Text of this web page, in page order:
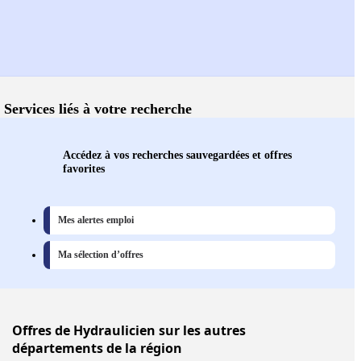
Services liés à votre recherche
Accédez à vos recherches sauvegardées et offres
favorites
Mes alertes emploi
Ma sélection d’offres
Offresde Hydraulicien sur les autres
départements de la région